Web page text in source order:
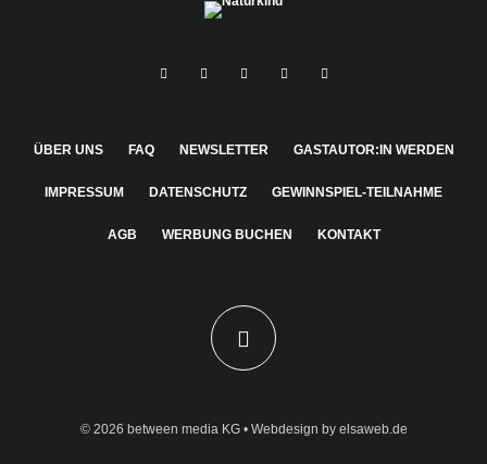
ÜBER UNS FAQ NEWSLETTER GASTAUTOR:IN WERDEN
IMPRESSUM DATENSCHUTZ GEWINNSPIEL-TEILNAHME
AGB WERBUNG BUCHEN KONTAKT
© 2026 between media KG• Webdesign by elsaweb.de